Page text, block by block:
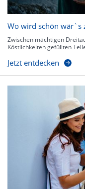
Wo wird schön wär`s
Zwischen mächtigen
Köstlichkeiten gefüllten
Jetzt entdecken